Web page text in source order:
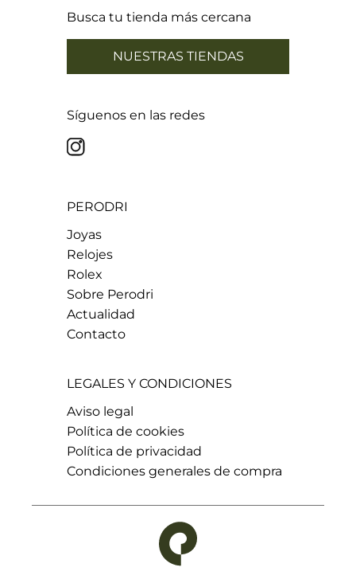
Busca tu tienda más cercana
NUESTRAS TIENDAS
Síguenos en las redes
PERODRI
Joyas
Relojes
Rolex
Sobre Perodri
Actualidad
Contacto
LEGALES Y CONDICIONES
Aviso legal
Política de cookies
Política de privacidad
Condiciones generales de compra